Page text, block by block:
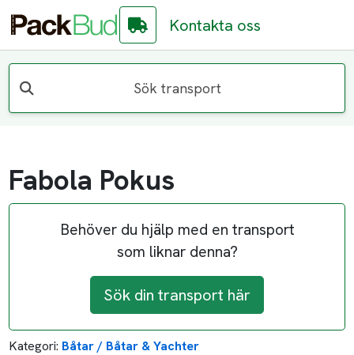
Kontakta oss
Sök transport
Fabola Pokus
Behöver du hjälp med en transport
som liknar denna?
Sök din transport här
Kategori: Båtar / Båtar & Yachter